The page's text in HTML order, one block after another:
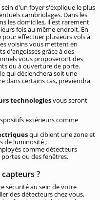
d'un foyer s'explique le plus
cambriolages. Dans les
les domiciles, il est rarement
fois au même endroit. En
effectuer plusieurs vols à
voisins vous mettent en
d'angoisses grâce à des
vous proposeront des
ou à ouverture de porte.
qui déclenchera soit une
dans certains cas, préviendra
technologiesvous seront
extérieurs comme
qui ciblent une zone et
de luminosité ;
comme détecteurs
ou des fenêtres.
?
sécurité au sein de votre
des détecteurs chez vous,